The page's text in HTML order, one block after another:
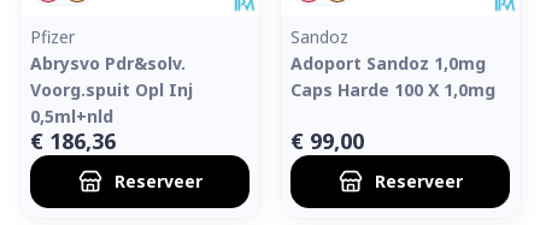
Pfizer
Abrysvo Pdr&solv.
Voorg.spuit Opl Inj
0,5ml+nld
€ 186,36
Reserveer
Sandoz
Adoport Sandoz 1,0mg
Caps Harde 100 X 1,0mg
€ 99,00
Reserveer